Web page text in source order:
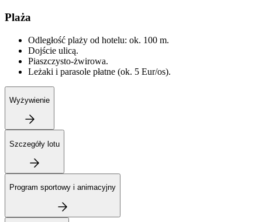
Plaża
Odległość plaży od hotelu: ok. 100 m.
Dojście ulicą.
Piaszczysto-żwirowa.
Leżaki i parasole płatne (ok. 5 Eur/os).
Wyżywienie
Szczegóły lotu
Program sportowy i animacyjny